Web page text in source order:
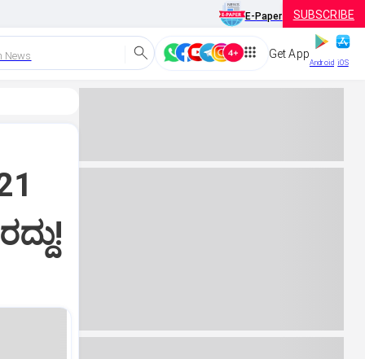
E-Paper SUBSCRIBE
News Get App
Android iOS